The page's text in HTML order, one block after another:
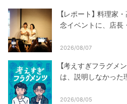
【レポート】 料理家
念イベントに、店長
2026/08/07
【考えすぎフラグメ
は、説明しなかった
2026/08/05